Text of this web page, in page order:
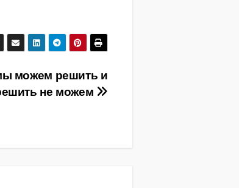
можем решить и
не можем